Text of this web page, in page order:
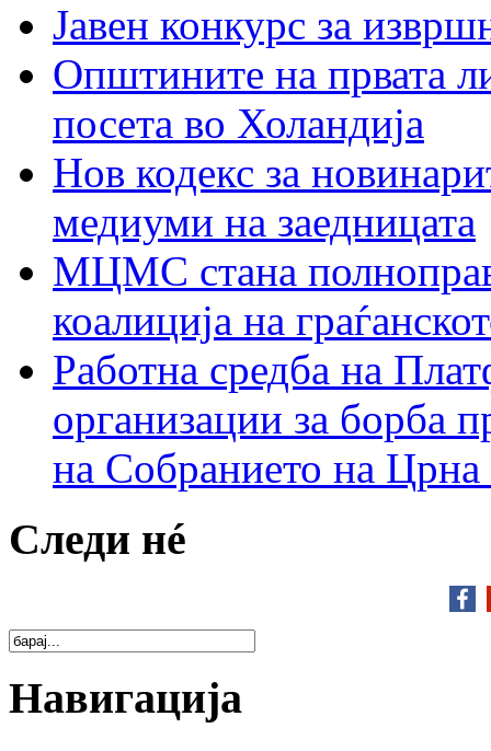
Јавен конкурс за
Општините на првата
посета во Холандија
Нов кодекс за
медиуми на заедницата
МЦМС стана
коалиција на
Работна средба на
организации за борба
на Собранието на Црна
Следи нé
Навигација